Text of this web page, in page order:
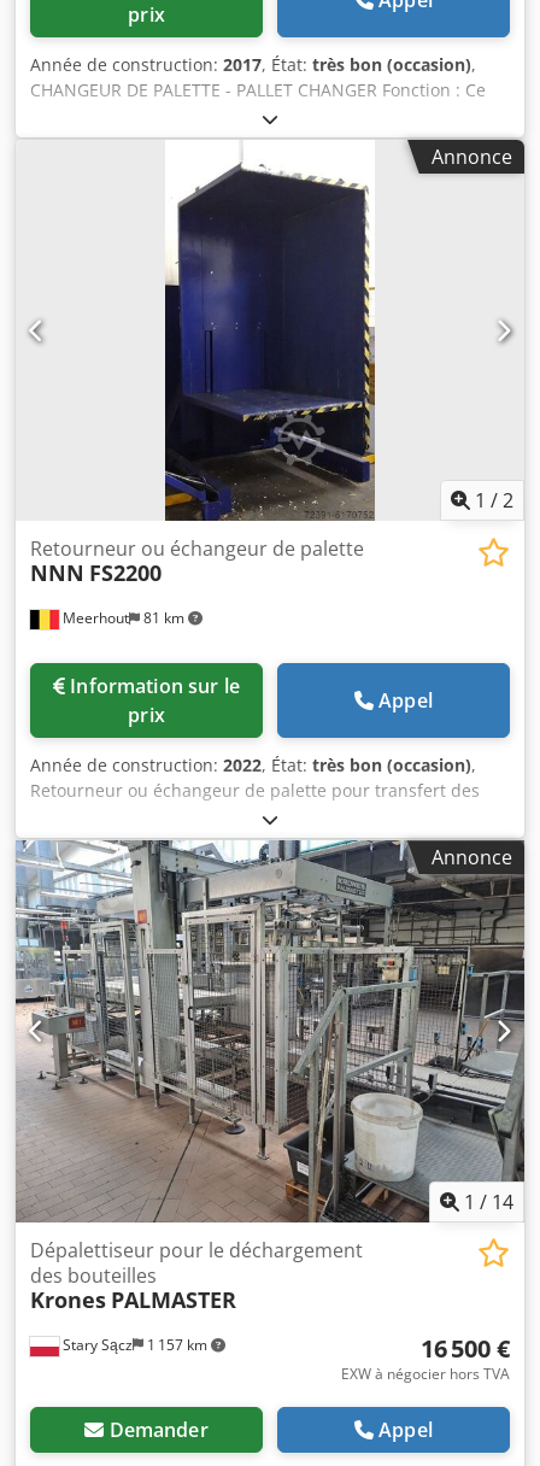
prix
Année de construction: 2017, État: très bon (occasion),
CHANGEUR DE PALETTE - PALLET CHANGER Fonction : Ce
robot vous permet la bascule à 105° et le maintien de vos
charges par serrage latéral. Son plateau amovible permet
la descente de votre palette sans effort, tandis que les
marchandises restent maintenues, en bascule, le temps
de l’opération. Récupération de la palette au ras du sol,
pour un changement de : Csdop Am Shjpfx Aitorf Palette
bois à plastique Palette cassée Le changeur de palettes est
le matériel le plus évolué de la gamme permettant la prise
et la dépose de la charge et des palettes au sol,
uniquement par transpalettes. - Zéro intervention
manuelle de l’opérateur - Charge maintenue latéralement
et par plateau supérieur - Polyvalent (cartons, bobines…) -
Charges sensibles ayant besoin de rester stables -
Commande par boite à boutons sur cycle automatique -
Construction sur mesure adaptée aux charges clients - Le
robot assure un changement de palette sécurisé
Annonce
1 /2
Meerhout 81 km
Retourneur ou échangeur de palette
NNN FS2200
prix
Appel
Année de construction: 2022, État: très bon (occasion),
Retourneur ou échangeur de palette pour transfert des
charges d'une palette a l'autre. Transfert de charges en
palette bois aux palette plastique, d’euro palette aux chep
palette. On peut manipuler des cartons, sac, canis ter,
bouteilles etc. Type : FS Cjdpfx Asg Rmfaoitjrf Bon état
Capacité : 2000 kg Table de charge 1200 * 1200 mm
Ouverture : 2200 mm Commande : Electrique
Annonce
1 / 14
Stary Sącz 1 157 km
Dépalettiseur pour le déchargement
des bouteilles
Krones PALMASTER
16 500 €
EXW à négocier hors TVA
Demander Appel